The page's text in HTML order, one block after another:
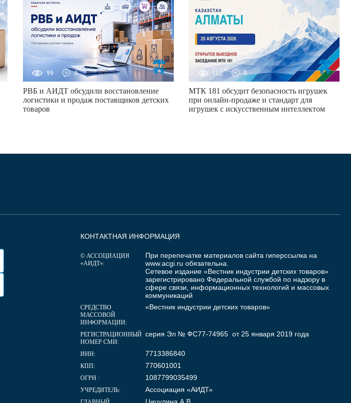
99 0
РВБ и АИДТ обсудили восстановление
логистики и продаж поставщиков детских
товаров
102 0
МТК 181 обсудит безопасность игрушек
при онлайн-продаже и стандарт для
игрушек с искусственным интеллектом
КОНТАКТНАЯ ИНФОРМАЦИЯ
© АССОЦИАЦИЯ
«АИДТ»:
При перепечатке материалов сайта гиперссылка на
www.acgi.ru обязательна.
Сетевое издание «Вестник индустрии детских товаров»
зарегистрировано Федеральной службой по надзору в
сфере связи, информационных технологий и массовых
коммуникаций
СРЕДСТВО
МАССОВОЙ
ИНФОРМАЦИИ:
«Вестник индустрии детских товаров»
РЕГИСТРАЦИОННЫЙ
НОМЕР СМИ:
серия Эл № ФС77-74965 от 25 января 2019 года
ИНН: 7713386840
КПП: 770601001
ОГРН : 1087799035499
УЧРЕДИТЕЛЬ: Ассоциация «АИДТ»
Цицулина А.В.